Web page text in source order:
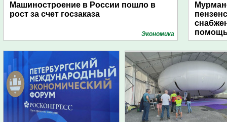
Машиностроение в России пошло в
рост за счет госзаказа
Экономика